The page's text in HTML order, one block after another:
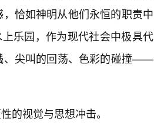
恰如神明从他们永恒的职责中
乐园，作为现代社会中极具代
、尖叫的回荡、色彩的碰撞——
的视觉与思想冲击。